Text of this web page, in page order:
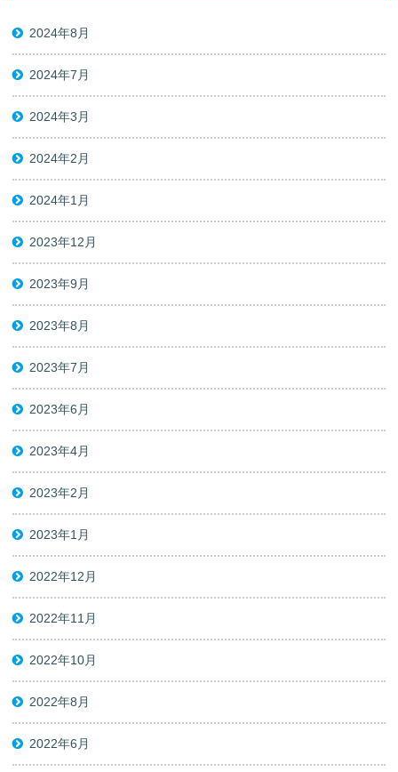
2024年8月
2024年7月
2024年3月
2024年2月
2024年1月
2023年12月
2023年9月
2023年8月
2023年7月
2023年6月
2023年4月
2023年2月
2023年1月
2022年12月
2022年11月
2022年10月
2022年8月
2022年6月